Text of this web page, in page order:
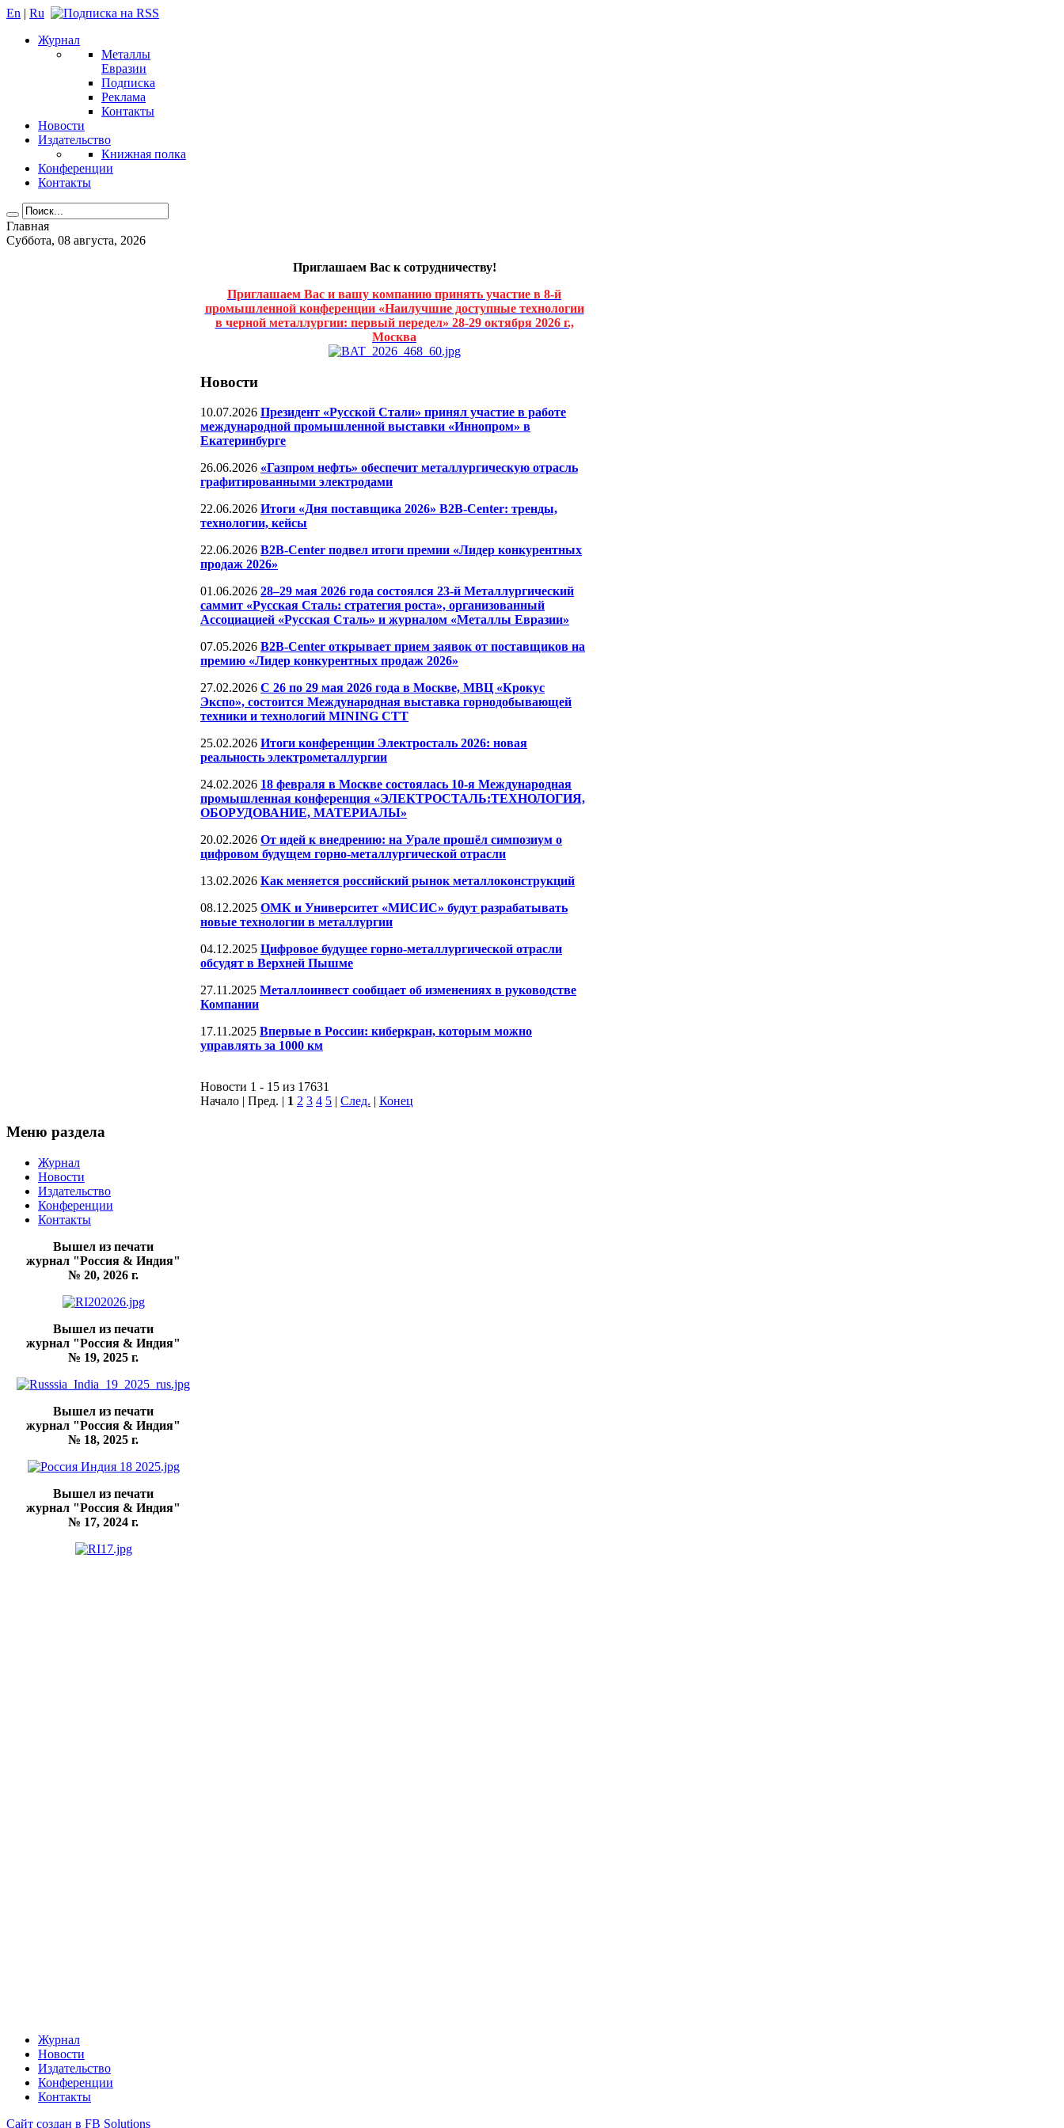
En | Ru
Журнал
Металлы
Евразии
Подписка
Реклама
Контакты
Новости
Издательство
Книжная полка
Конференции
Контакты
Главная
Суббота, 08 августа, 2026
Приглашаем Вас к сотрудничеству!
Приглашаем Вас и вашу компанию принять участие в 8-й
промышленной конференции «Наилучшие доступные технологии
в черной металлургии: первый передел» 28-29 октября 2026 г.,
Москва
Новости
10.07.2026 Президент «Русской Стали» принял участие в работе
международной промышленной выставки «Иннопром» в
Екатеринбурге
26.06.2026 «Газпром нефть» обеспечит металлургическую отрасль
графитированными электродами
22.06.2026 Итоги «Дня поставщика 2026» B2B-Center: тренды,
технологии, кейсы
22.06.2026 B2B-Center подвел итоги премии «Лидер конкурентных
продаж 2026»
01.06.2026 28–29 мая 2026 года состоялся 23-й Металлургический
саммит «Русская Сталь: стратегия роста», организованный
Ассоциацией «Русская Сталь» и журналом «Металлы Евразии»
07.05.2026 B2B-Center открывает прием заявок от поставщиков на
премию «Лидер конкурентных продаж 2026»
27.02.2026 C 26 по 29 мая 2026 года в Москве, МВЦ «Крокус
Экспо», состоится Международная выставка горнодобывающей
техники и технологий MINING CTT
25.02.2026 Итоги конференции Электросталь 2026: новая
реальность электрометаллургии
24.02.2026 18 февраля в Москве состоялась 10-я Международная
промышленная конференция «ЭЛЕКТРОСТАЛЬ:ТЕХНОЛОГИЯ,
ОБОРУДОВАНИЕ, МАТЕРИАЛЫ»
20.02.2026 От идей к внедрению: на Урале прошёл симпозиум о
цифровом будущем горно-металлургической отрасли
13.02.2026 Как меняется российский рынок металлоконструкций
08.12.2025 ОМК и Университет «МИСИС» будут разрабатывать
новые технологии в металлургии
04.12.2025 Цифровое будущее горно-металлургической отрасли
обсудят в Верхней Пышме
27.11.2025 Металлоинвест сообщает об изменениях в руководстве
Компании
17.11.2025 Впервые в России: киберкран, которым можно
управлять за 1000 км
Новости 1 - 15 из 17631
Начало | Пред. | 1 2 3 4 5 | След. | Конец
Меню раздела
Журнал
Новости
Издательство
Конференции
Контакты
Вышел из печати
журнал "Россия & Индия"
№ 20, 2026 г.
Вышел из печати
журнал "Россия & Индия"
№ 19, 2025 г.
Вышел из печати
журнал "Россия & Индия"
№ 18, 2025 г.
Вышел из печати
журнал "Россия & Индия"
№ 17, 2024 г.
Журнал
Новости
Издательство
Конференции
Контакты
Сайт создан в FB Solutions